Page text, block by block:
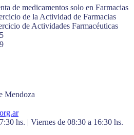
de medicamentos solo en Farmacias
de la Actividad de Farmacias
de Actividades Farmacéuticas
Mendoza
hs. | Viernes de 08:30 a 16:30 hs.